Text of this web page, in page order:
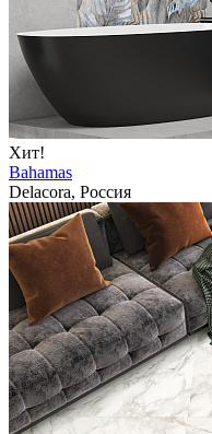
Хит!
Bahamas
Delacora, Россия